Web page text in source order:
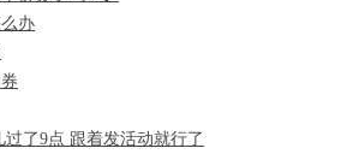
办
了9点 跟着发活动就行了